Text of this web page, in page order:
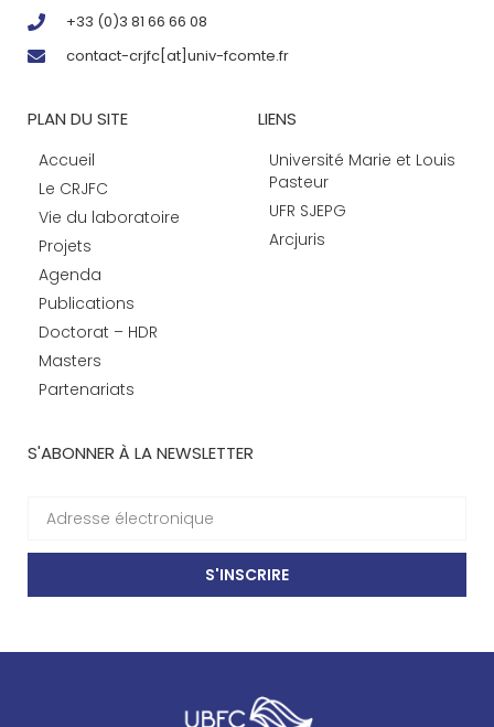
+33 (0)3 81 66 66 08
contact-crjfc[at]univ-fcomte.fr
PLAN DU SITE
Accueil
Le CRJFC
Vie du laboratoire
Projets
Agenda
Publications
Doctorat – HDR
Masters
Partenariats
LIENS
Université Marie et Louis
Pasteur
UFR SJEPG
Arcjuris
S'ABONNER À LA NEWSLETTER
S'INSCRIRE